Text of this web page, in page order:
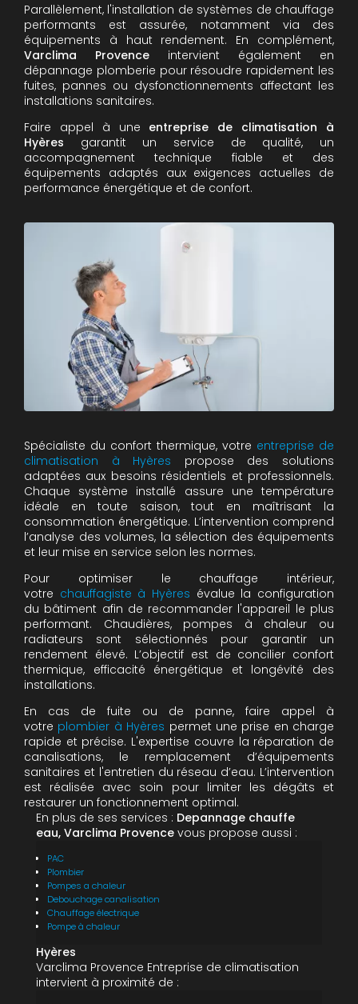
Parallèlement, l'installation de systèmes de chauffage
performants est assurée, notamment via des
équipements à haut rendement. En complément,
Varclima Provence intervient également en
dépannage plomberie pour résoudre rapidement les
fuites, pannes ou dysfonctionnements affectant les
installations sanitaires.
Faire appel à une entreprise de climatisation à
Hyères garantit un service de qualité, un
accompagnement technique fiable et des
équipements adaptés aux exigences actuelles de
performance énergétique et de confort.
Spécialiste du confort thermique, votre entreprise de
climatisation à Hyères propose des solutions
adaptées aux besoins résidentiels et professionnels.
Chaque système installé assure une température
idéale en toute saison, tout en maîtrisant la
consommation énergétique. L’intervention comprend
l’analyse des volumes, la sélection des équipements
et leur mise en service selon les normes.
Pour optimiser le chauffage intérieur,
votre chauffagiste à Hyères évalue la configuration
du bâtiment afin de recommander l'appareil le plus
performant. Chaudières, pompes à chaleur ou
radiateurs sont sélectionnés pour garantir un
rendement élevé. L’objectif est de concilier confort
thermique, efficacité énergétique et longévité des
installations.
En cas de fuite ou de panne, faire appel à
votre plombier à Hyères permet une prise en charge
rapide et précise. L'expertise couvre la réparation de
canalisations, le remplacement d’équipements
sanitaires et l'entretien du réseau d’eau. L’intervention
est réalisée avec soin pour limiter les dégâts et
restaurer un fonctionnement optimal.
En plus de ses services : Depannage chauffe
eau, Varclima Provence vous propose aussi :
PAC
Plombier
Pompes a chaleur
Debouchage canalisation
Chauffage électrique
Pompe à chaleur
Hyères
Varclima Provence Entreprise de climatisation
intervient à proximité de :